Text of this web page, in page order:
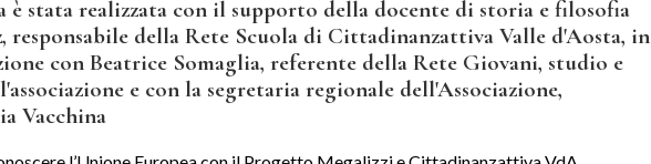
è stata realizzata con il supporto della docente di storia e filosofia
responsabile della Rete Scuola di Cittadinanzattiva Valle d'Aosta, in
con Beatrice Somaglia, referente della Rete Giovani, studio e
e con la segretaria regionale dell'Associazione,
Vacchina